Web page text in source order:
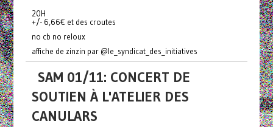
20H
+/- 6,66€ et des croutes
no cb no reloux
affiche de zinzin par @le_syndicat_des_initiatives
SAM 01/11: CONCERT DE
SOUTIEN À L'ATELIER DES
CANULARS